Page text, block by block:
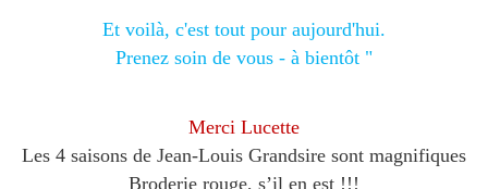
Et voilà, c'est tout pour aujourd'hui.
Prenez soin de vous - à bientôt "
Merci Lucette
Les 4 saisons de Jean-Louis Grandsire sont magnifiques
Broderie rouge, s’il en est !!!